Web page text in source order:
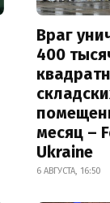
Враг
400
месяц –
Ukraine
6 АВГУСТА, 16:50